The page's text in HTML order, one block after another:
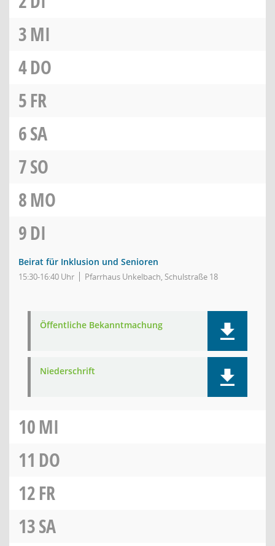
3MI
4DO
5FR
6SA
7SO
8MO
9DI
Beirat für Inklusion und Senioren
15:30-16:40 Uhr Pfarrhaus Unkelbach, Schulstraße 18
Öffentliche Bekanntmachung
Niederschrift
10MI
11 DO
12FR
13SA